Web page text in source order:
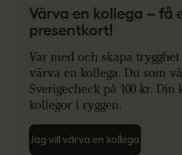
Värva en kollega – få
presentkort!
Var med och skapa
värva en kollega. Du som
Sverigecheck på 100 kr. Din
kollegor i ryggen.
Jag vill värva en kollega